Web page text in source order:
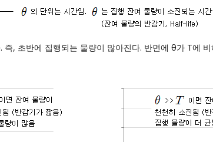
, 초반에 집행되는 물량이 많아진다. 반면에 θ가 T에